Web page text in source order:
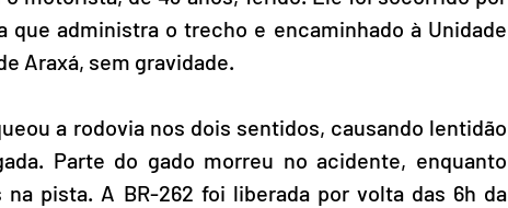
que administra o trecho e encaminhado à Unidade
Araxá, sem gravidade.
a rodovia nos dois sentidos, causando lentidão
Parte do gado morreu no acidente, enquanto
pista. A BR-262 foi liberada por volta das 6h da